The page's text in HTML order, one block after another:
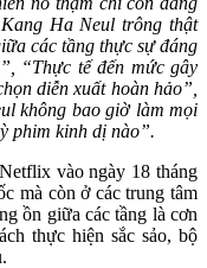
Ha Neul trông thật
các tầng thực sự đáng
“Thực tế đến mức gây
diễn xuất hoàn hảo”,
không bao giờ làm mọi
phim kinh dị nào”.
vào ngày 18 tháng
mà còn ở các trung tâm
ồn giữa các tầng là cơn
thực hiện sắc sảo, bộ